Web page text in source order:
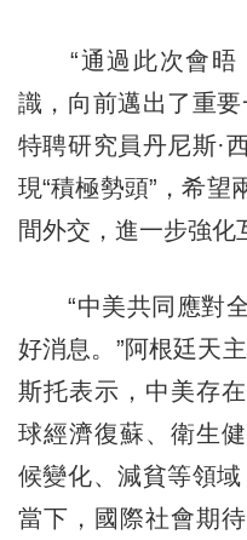
“通過此次會晤
識，向前邁出了重
特聘研究員丹尼斯·
現“積極勢頭”，希望
間外交，進一步強化
“中美共同應對全
好消息。”阿根廷天
斯托表示，中美存
球經濟復蘇、衛生
候變化、減貧等領
當下，國際社會期